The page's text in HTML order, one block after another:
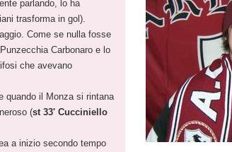
parlando, lo ha
trasforma in gol).
Come se nulla fosse
Carbonaro e lo
che avevano
quando il Monza si rintana
(st 33' Cucciniello
a inizio secondo tempo